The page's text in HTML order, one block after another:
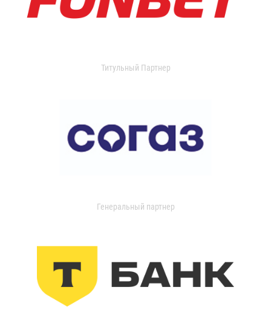
Титульный Партнер
Генеральный партнер